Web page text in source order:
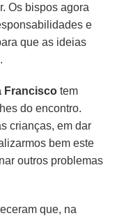
Os bispos agora
e
que as ideias
.
Francisco tem
do encontro.
crianças, em dar
bem este
outros problemas
que, na